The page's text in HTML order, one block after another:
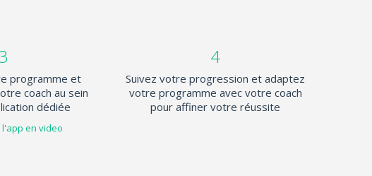
programme et
coach au sein
dédiée
en video
4
Suivez votre progression et adaptez
votre programme avec votre coach
pour affiner votre réussite